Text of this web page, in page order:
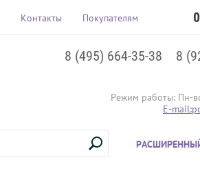
Контакты Покупателям 0
8 (495) 664-35-38 8
Режим работы: Пн-
E-